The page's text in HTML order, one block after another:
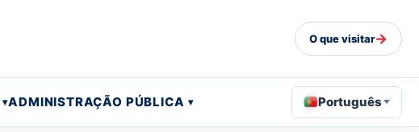
O que visitar→
ADMINISTRAÇÃO PÚBLICA Português